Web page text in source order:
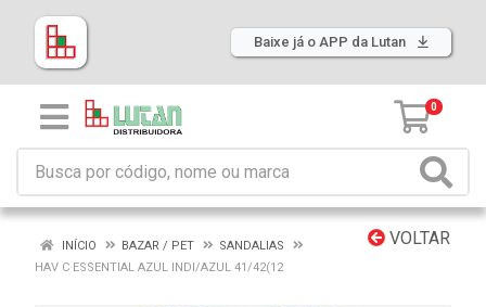
Baixe já o APP da Lutan
0
VOLTAR
INÍCIO BAZAR / PET
SANDALIAS
HAV C ESSENTIAL AZUL INDI/AZUL 41/42(12